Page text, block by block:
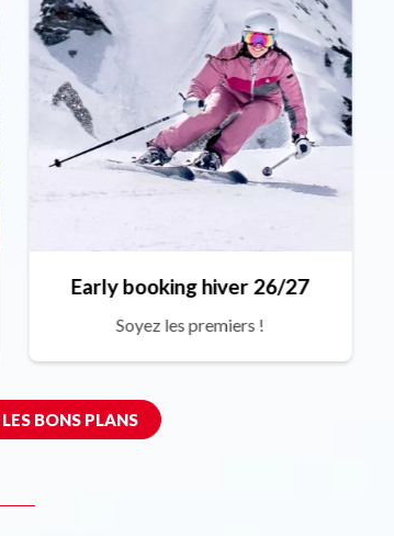
Early booking hiver 26/27
Soyez les premiers !
BONS PLANS